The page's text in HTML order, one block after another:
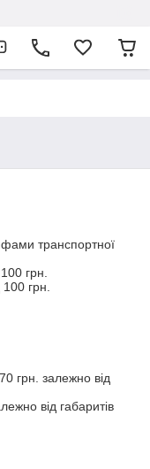
транспортної
грн.
грн.
грн. залежно від
від габаритів